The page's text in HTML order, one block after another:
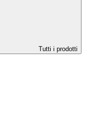
Tutti i prodotti